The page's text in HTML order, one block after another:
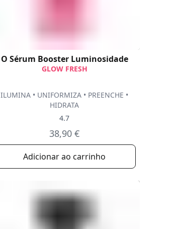
O Sérum Booster Luminosidade
GLOW FRESH
ILUMINA • UNIFORMIZA • PREENCHE •
HIDRATA
4.7
38,90 €
Adicionar ao carrinho